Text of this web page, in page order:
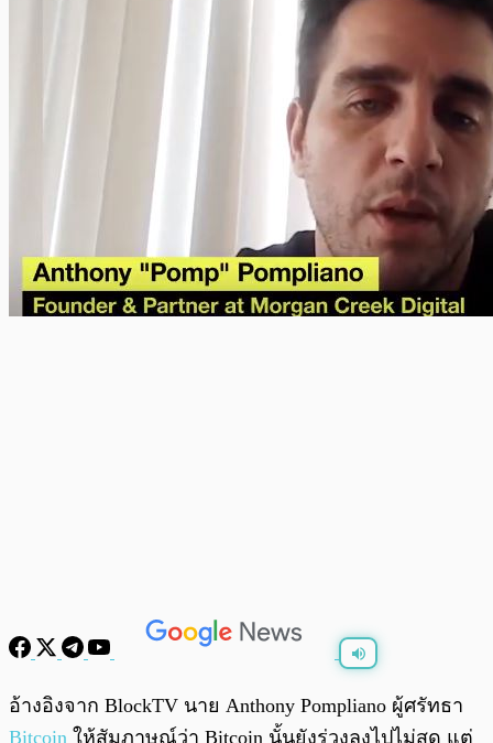
0:00/ 0:00
อ้างอิงจาก BlockTV นาย Anthony Pompliano ผู้ศรัทธา
Bitcoin ให้สัมภาษณ์ว่า Bitcoin นั้นยังร่วงลงไปไม่สุด แต่